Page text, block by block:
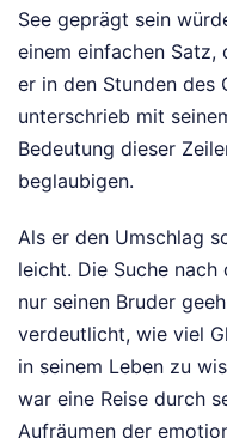
See geprägt sein
einem einfachen Satz,
er in den Stunden des
unterschrieb mit
Bedeutung dieser
beglaubigen.
Als er den Umschlag
leicht. Die Suche
nur seinen Bruder
verdeutlicht, wie viel
in seinem Leben zu
war eine Reise durch
Aufräumen der